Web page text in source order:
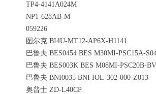
TP4-4141A024M
NP1-628AB-M
059226
图尔克 BI4U-MT12-AP6X-H1141
巴鲁夫 BES0454 BES M30MI-PSC15A-
巴鲁夫 BES003K BES M08MI-PSC20B-
巴鲁夫 BNI0035 BNI IOL-302-000-Z013
奥普士 ZD-L40CP